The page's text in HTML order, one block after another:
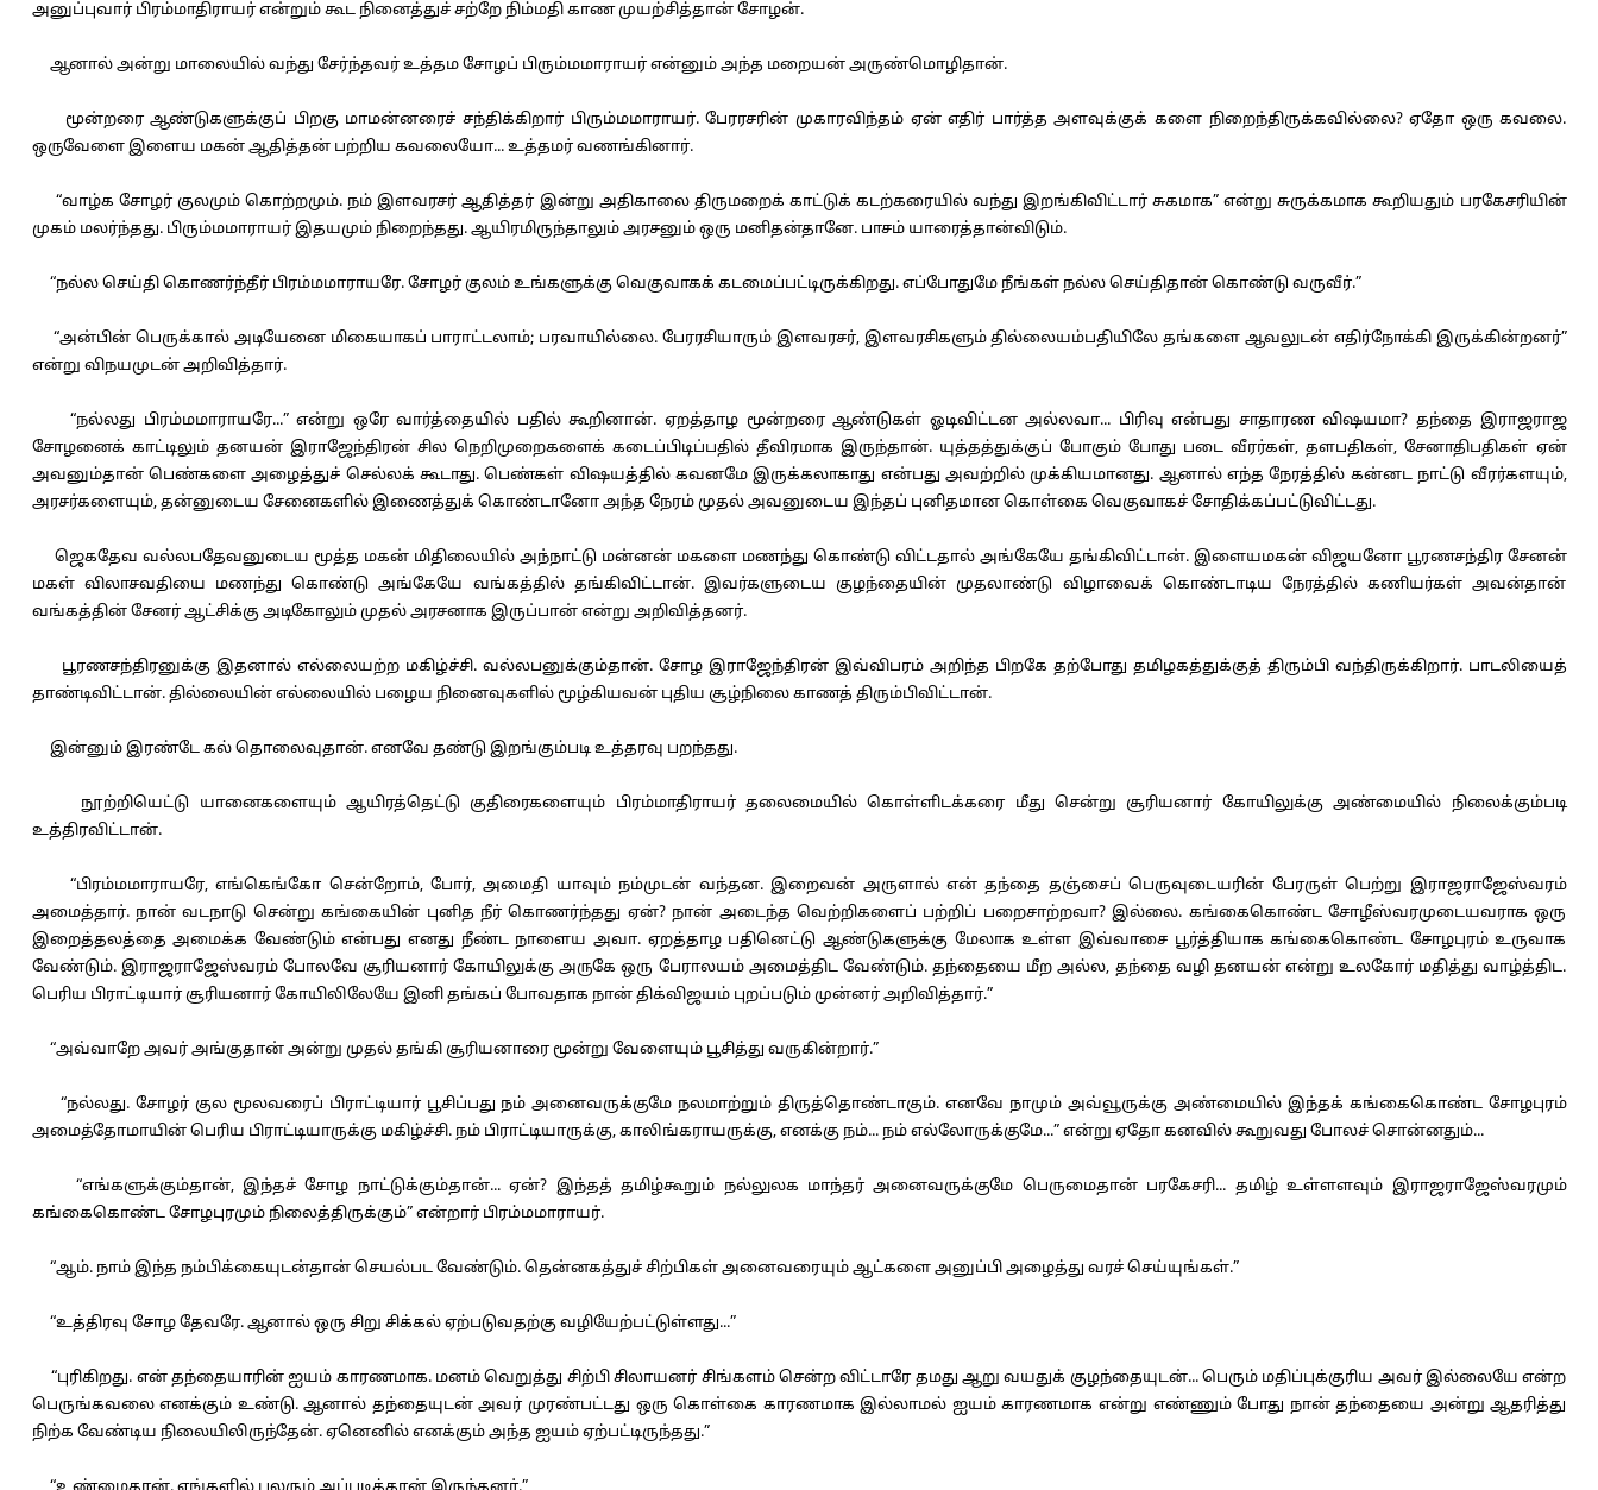
அனுப்புவார் பிரம்மாதிராயர் என்றும் கூட நினைத்துச் சற்றே நிம்மதி காண முயற்சித்தான் சோழன்.
ஆனால் அன்று மாலையில் வந்து சேர்ந்தவர் உத்தம சோழப் பிரும்மமாராயர் என்னும் அந்த மறையன் அருண்மொழிதான்.
மூன்றரை ஆண்டுகளுக்குப் பிறகு மாமன்னரைச் சந்திக்கிறார் பிரும்மமாராயர். பேரரசரின் முகாரவிந்தம் ஏன் எதிர் பார்த்த அளவுக்குக் களை நிறைந்திருக்கவில்லை? ஏதோ ஒரு கவலை.
ஒருவேளை இளைய மகன் ஆதித்தன் பற்றிய கவலையோ... உத்தமர் வணங்கினார்.
“வாழ்க சோழர் குலமும் கொற்றமும். நம் இளவரசர் ஆதித்தர் இன்று அதிகாலை திருமறைக் காட்டுக் கடற்கரையில் வந்து இறங்கிவிட்டார் சுகமாக” என்று சுருக்கமாக கூறியதும் பரகேசரியின்
முகம் மலர்ந்தது. பிரும்மமாராயர் இதயமும் நிறைந்தது. ஆயிரமிருந்தாலும் அரசனும் ஒரு மனிதன்தானே. பாசம் யாரைத்தான்விடும்.
“நல்ல செய்தி கொணர்ந்தீர் பிரம்மமாராயரே. சோழர் குலம் உங்களுக்கு வெகுவாகக் கடமைப்பட்டிருக்கிறது. எப்போதுமே நீங்கள் நல்ல செய்திதான் கொண்டு வருவீர்.”
“அன்பின் பெருக்கால் அடியேனை மிகையாகப் பாராட்டலாம்; பரவாயில்லை. பேரரசியாரும் இளவரசர், இளவரசிகளும் தில்லையம்பதியிலே தங்களை ஆவலுடன் எதிர்நோக்கி இருக்கின்றனர்”
என்று விநயமுடன் அறிவித்தார்.
“நல்லது பிரம்மமாராயரே...” என்று ஒரே வார்த்தையில் பதில் கூறினான். ஏறத்தாழ மூன்றரை ஆண்டுகள் ஓடிவிட்டன அல்லவா... பிரிவு என்பது சாதாரண விஷயமா? தந்தை இராஜராஜ
சோழனைக் காட்டிலும் தனயன் இராஜேந்திரன் சில நெறிமுறைகளைக் கடைப்பிடிப்பதில் தீவிரமாக இருந்தான். யுத்தத்துக்குப் போகும் போது படை வீரர்கள், தளபதிகள், சேனாதிபதிகள் ஏன்
அவனும்தான் பெண்களை அழைத்துச் செல்லக் கூடாது. பெண்கள் விஷயத்தில் கவனமே இருக்கலாகாது என்பது அவற்றில் முக்கியமானது. ஆனால் எந்த நேரத்தில் கன்னட நாட்டு வீரர்களயும்,
அரசர்களையும், தன்னுடைய சேனைகளில் இணைத்துக் கொண்டானோ அந்த நேரம் முதல் அவனுடைய இந்தப் புனிதமான கொள்கை வெகுவாகச் சோதிக்கப்பட்டுவிட்டது.
ஜெகதேவ வல்லபதேவனுடைய மூத்த மகன் மிதிலையில் அந்நாட்டு மன்னன் மகளை மணந்து கொண்டு விட்டதால் அங்கேயே தங்கிவிட்டான். இளையமகன் விஜயனோ பூரணசந்திர சேனன்
மகள் விலாசவதியை மணந்து கொண்டு அங்கேயே வங்கத்தில் தங்கிவிட்டான். இவர்களுடைய குழந்தையின் முதலாண்டு விழாவைக் கொண்டாடிய நேரத்தில் கணியர்கள் அவன்தான்
வங்கத்தின் சேனர் ஆட்சிக்கு அடிகோலும் முதல் அரசனாக இருப்பான் என்று அறிவித்தனர்.
பூரணசந்திரனுக்கு இதனால் எல்லையற்ற மகிழ்ச்சி. வல்லபனுக்கும்தான். சோழ இராஜேந்திரன் இவ்விபரம் அறிந்த பிறகே தற்போது தமிழகத்துக்குத் திரும்பி வந்திருக்கிறார். பாடலியைத்
தாண்டிவிட்டான். தில்லையின் எல்லையில் பழைய நினைவுகளில் மூழ்கியவன் புதிய சூழ்நிலை காணத் திரும்பிவிட்டான்.
இன்னும் இரண்டே கல் தொலைவுதான். எனவே தண்டு இறங்கும்படி உத்தரவு பறந்தது.
நூற்றியெட்டு யானைகளையும் ஆயிரத்தெட்டு குதிரைகளையும் பிரம்மாதிராயர் தலைமையில் கொள்ளிடக்கரை மீது சென்று சூரியனார் கோயிலுக்கு அண்மையில் நிலைக்கும்படி
உத்திரவிட்டான்.
“பிரம்மமாராயரே, எங்கெங்கோ சென்றோம், போர், அமைதி யாவும் நம்முடன் வந்தன. இறைவன் அருளால் என் தந்தை தஞ்சைப் பெருவுடையரின் பேரருள் பெற்று இராஜராஜேஸ்வரம்
அமைத்தார். நான் வடநாடு சென்று கங்கையின் புனித நீர் கொணர்ந்தது ஏன்? நான் அடைந்த வெற்றிகளைப் பற்றிப் பறைசாற்றவா? இல்லை. கங்கைகொண்ட சோழீஸ்வரமுடையவராக ஒரு
இறைத்தலத்தை அமைக்க வேண்டும் என்பது எனது நீண்ட நாளைய அவா. ஏறத்தாழ பதினெட்டு ஆண்டுகளுக்கு மேலாக உள்ள இவ்வாசை பூர்த்தியாக கங்கைகொண்ட சோழபுரம் உருவாக
வேண்டும். இராஜராஜேஸ்வரம் போலவே சூரியனார் கோயிலுக்கு அருகே ஒரு பேராலயம் அமைத்திட வேண்டும். தந்தையை மீற அல்ல, தந்தை வழி தனயன் என்று உலகோர் மதித்து வாழ்த்திட.
பெரிய பிராட்டியார் சூரியனார் கோயிலிலேயே இனி தங்கப் போவதாக நான் திக்விஜயம் புறப்படும் முன்னர் அறிவித்தார்.”
“அவ்வாறே அவர் அங்குதான் அன்று முதல் தங்கி சூரியனாரை மூன்று வேளையும் பூசித்து வருகின்றார்.”
“நல்லது. சோழர் குல மூலவரைப் பிராட்டியார் பூசிப்பது நம் அனைவருக்குமே நலமாற்றும் திருத்தொண்டாகும். எனவே நாமும் அவ்வூருக்கு அண்மையில் இந்தக் கங்கைகொண்ட சோழபுரம்
அமைத்தோமாயின் பெரிய பிராட்டியாருக்கு மகிழ்ச்சி. நம் பிராட்டியாருக்கு, காலிங்கராயருக்கு, எனக்கு நம்... நம் எல்லோருக்குமே...” என்று ஏதோ கனவில் கூறுவது போலச் சொன்னதும்...
“எங்களுக்கும்தான், இந்தச் சோழ நாட்டுக்கும்தான்... ஏன்? இந்தத் தமிழ்கூறும் நல்லுலக மாந்தர் அனைவருக்குமே பெருமைதான் பரகேசரி... தமிழ் உள்ளளவும் இராஜராஜேஸ்வரமும்
கங்கைகொண்ட சோழபுரமும் நிலைத்திருக்கும்” என்றார் பிரம்மமாராயர்.
“ஆம். நாம் இந்த நம்பிக்கையுடன்தான் செயல்பட வேண்டும். தென்னகத்துச் சிற்பிகள் அனைவரையும் ஆட்களை அனுப்பி அழைத்து வரச் செய்யுங்கள்.”
“உத்திரவு சோழ தேவரே. ஆனால் ஒரு சிறு சிக்கல் ஏற்படுவதற்கு வழியேற்பட்டுள்ளது...”
“புரிகிறது. என் தந்தையாரின் ஐயம் காரணமாக. மனம் வெறுத்து சிற்பி சிலாயனர் சிங்களம் சென்ற விட்டாரே தமது ஆறு வயதுக் குழந்தையுடன்... பெரும் மதிப்புக்குரிய அவர் இல்லையே என்ற
பெருங்கவலை எனக்கும் உண்டு. ஆனால் தந்தையுடன் அவர் முரண்பட்டது ஒரு கொள்கை காரணமாக இல்லாமல் ஐயம் காரணமாக என்று எண்ணும் போது நான் தந்தையை அன்று ஆதரித்து
நிற்க வேண்டிய நிலையிலிருந்தேன். ஏனெனில் எனக்கும் அந்த ஐயம் ஏற்பட்டிருந்தது.”